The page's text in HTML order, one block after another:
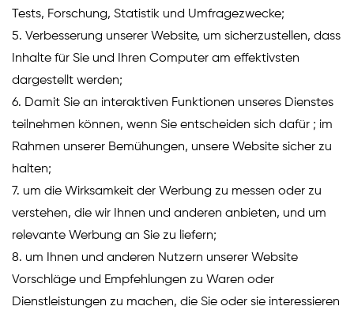
Tests, Forschung, Statistik und Umfragezwecke;
5. Verbesserung unserer Website, um sicherzustellen, dass
Inhalte für Sie und Ihren Computer am effektivsten
dargestellt werden;
6. Damit Sie an interaktiven Funktionen unseres Dienstes
teilnehmen können, wenn Sie entscheiden sich dafür ; im
Rahmen unserer Bemühungen, unsere Website sicher zu
halten;
7. um die Wirksamkeit der Werbung zu messen oder zu
verstehen, die wir Ihnen und anderen anbieten, und um
relevante Werbung an Sie zu liefern;
8. um Ihnen und anderen Nutzern unserer Website
Vorschläge und Empfehlungen zu Waren oder
Dienstleistungen zu machen, die Sie oder sie interessieren